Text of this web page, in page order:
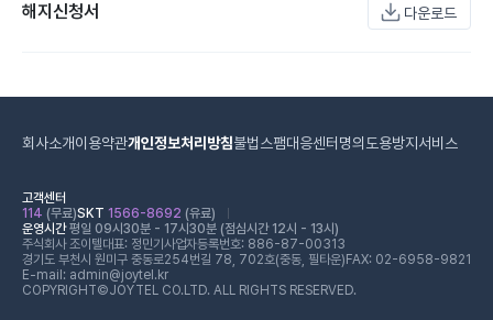
해지신청서 다운로드
회사소개이용약관개인정보처리방침불법스팸대응센터 명의도용방지서비스
고객센터
114 (무료)SKT 1566-8692 (유료)
운영시간평일 09시30분 - 17시30분 (점심시간 12시 - 13시)
주식회사 조이텔대표: 정민기 사업자등록번호: 886-87-00313
경기도 부천시 원미구 중동로254번길 78, 702호(중동, 필타운) FAX: 02-6958-9821
E-mail: admin@joytel.kr
COPYRIGHT©JOYTEL CO.LTD. ALL RIGHTS RESERVED.